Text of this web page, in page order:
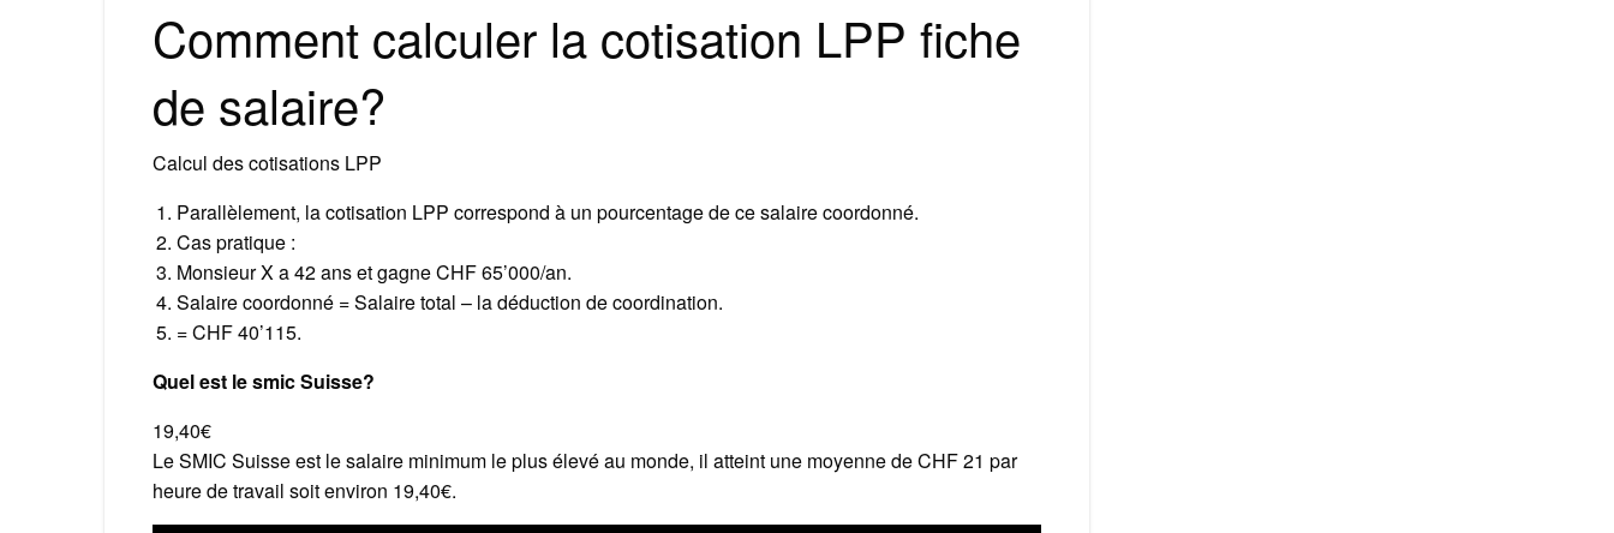
Comment calculer la cotisation LPP fiche
de salaire?
Calcul des cotisations LPP
Parallèlement, la cotisation LPP correspond à un pourcentage de ce salaire coordonné.
Cas pratique :
Monsieur X a 42 ans et gagne CHF 65’000/an.
Salaire coordonné = Salaire total – la déduction de coordination.
= CHF 40’115.
Quel est le smic Suisse?
19,40€
Le SMIC Suisse est le salaire minimum le plus élevé au monde, il atteint une moyenne de CHF 21 par
heure de travail soit environ 19,40€.